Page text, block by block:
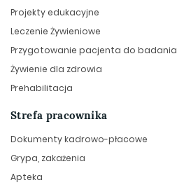
Projekty edukacyjne
Leczenie Żywieniowe
Przygotowanie pacjenta do badania
Żywienie dla zdrowia
Prehabilitacja
Strefa pracownika
Dokumenty kadrowo-płacowe
Grypa, zakażenia
Apteka